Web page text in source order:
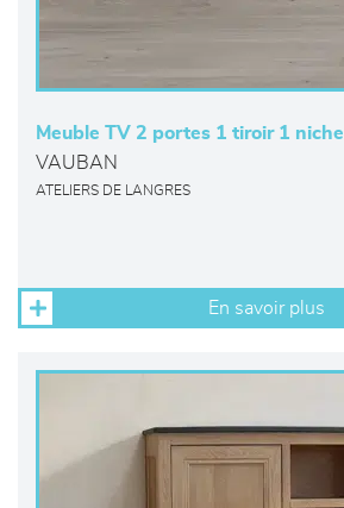
Meuble TV 2 portes 1 tiroir 1 niche
VAUBAN
ATELIERS DE LANGRES
En savoir plus